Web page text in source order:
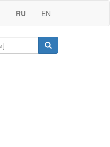
RU EN